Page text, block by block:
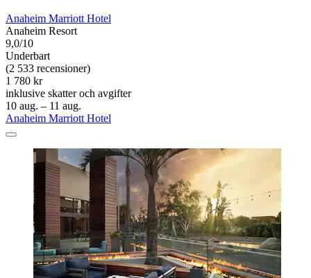
Anaheim Marriott Hotel
Anaheim Resort
9,0/10
Underbart
(2 533 recensioner)
1 780 kr
inklusive skatter och avgifter
10 aug. – 11 aug.
Anaheim Marriott Hotel